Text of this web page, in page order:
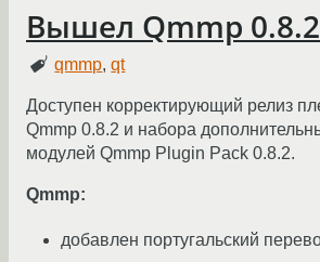
Вышел Qmmp 0.8.2
qmmp,qt
Доступен корректирующий релиз
Qmmp 0.8.2 и набора
модулей Qmmp Plugin Pack 0.8.2.
Qmmp:
добавлен португальский